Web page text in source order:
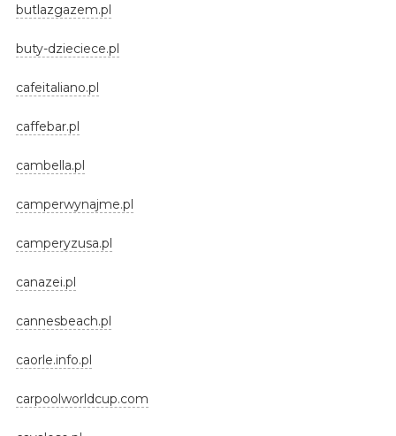
butlazgazem.pl
buty-dzieciece.pl
cafeitaliano.pl
caffebar.pl
cambella.pl
camperwynajme.pl
camperyzusa.pl
canazei.pl
cannesbeach.pl
caorle.info.pl
carpoolworldcup.com